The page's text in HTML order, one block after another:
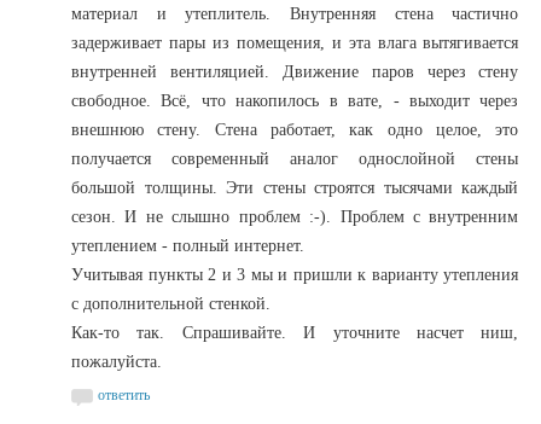
материал и утеплитель. Внутренняя стена частично
задерживает пары из помещения, и эта влага вытягивается
внутренней вентиляцией. Движение паров через стену
свободное. Всё, что накопилось в вате, - выходит через
внешнюю стену. Стена работает, как одно целое, это
получается современный аналог однослойной стены
большой толщины. Эти стены строятся тысячами каждый
сезон. И не слышно проблем :-). Проблем с внутренним
утеплением - полный интернет.
Учитывая пункты 2 и 3 мы и пришли к варианту утепления
с дополнительной стенкой.
Как-то так. Спрашивайте. И уточните насчет ниш,
пожалуйста.
ответить